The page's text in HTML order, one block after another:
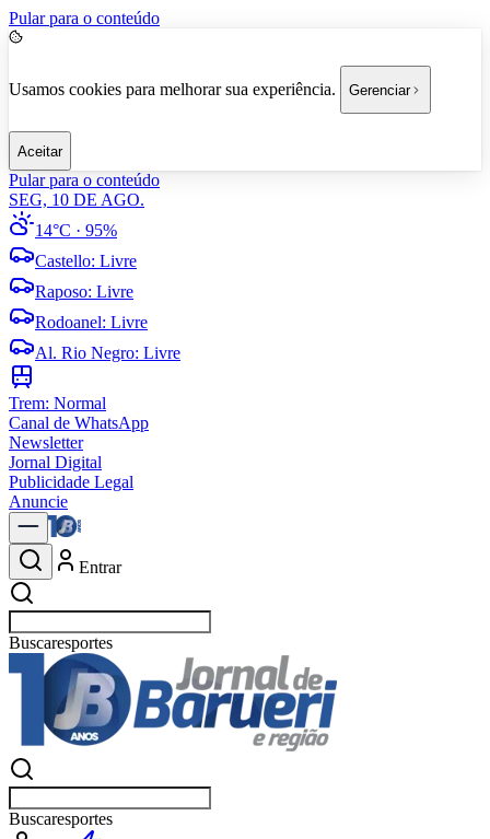
Pular para o conteúdo
Usamos cookies para melhorar sua experiência. Gerenciar
Aceitar
Pular para o conteúdo
SEG, 10 DE AGO.
14°C · 95%
Castello: Livre
Raposo: Livre
Rodoanel: Livre
Al. Rio Negro: Livre
Trem: Normal
Canal de WhatsApp
Newsletter
Jornal Digital
Publicidade Legal
Anuncie
Entrar
Buscarpolítica
Buscarpolítica